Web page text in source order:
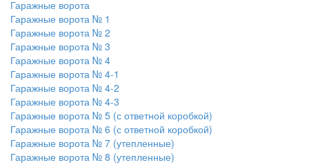
Гаражные ворота
Гаражные ворота № 1
Гаражные ворота № 2
Гаражные ворота № 3
Гаражные ворота № 4
Гаражные ворота № 4-1
Гаражные ворота № 4-2
Гаражные ворота № 4-3
Гаражные ворота № 5 (с ответной коробкой)
Гаражные ворота № 6 (с ответной коробкой)
Гаражные ворота № 7 (утепленные)
Гаражные ворота № 8 (утепленные)